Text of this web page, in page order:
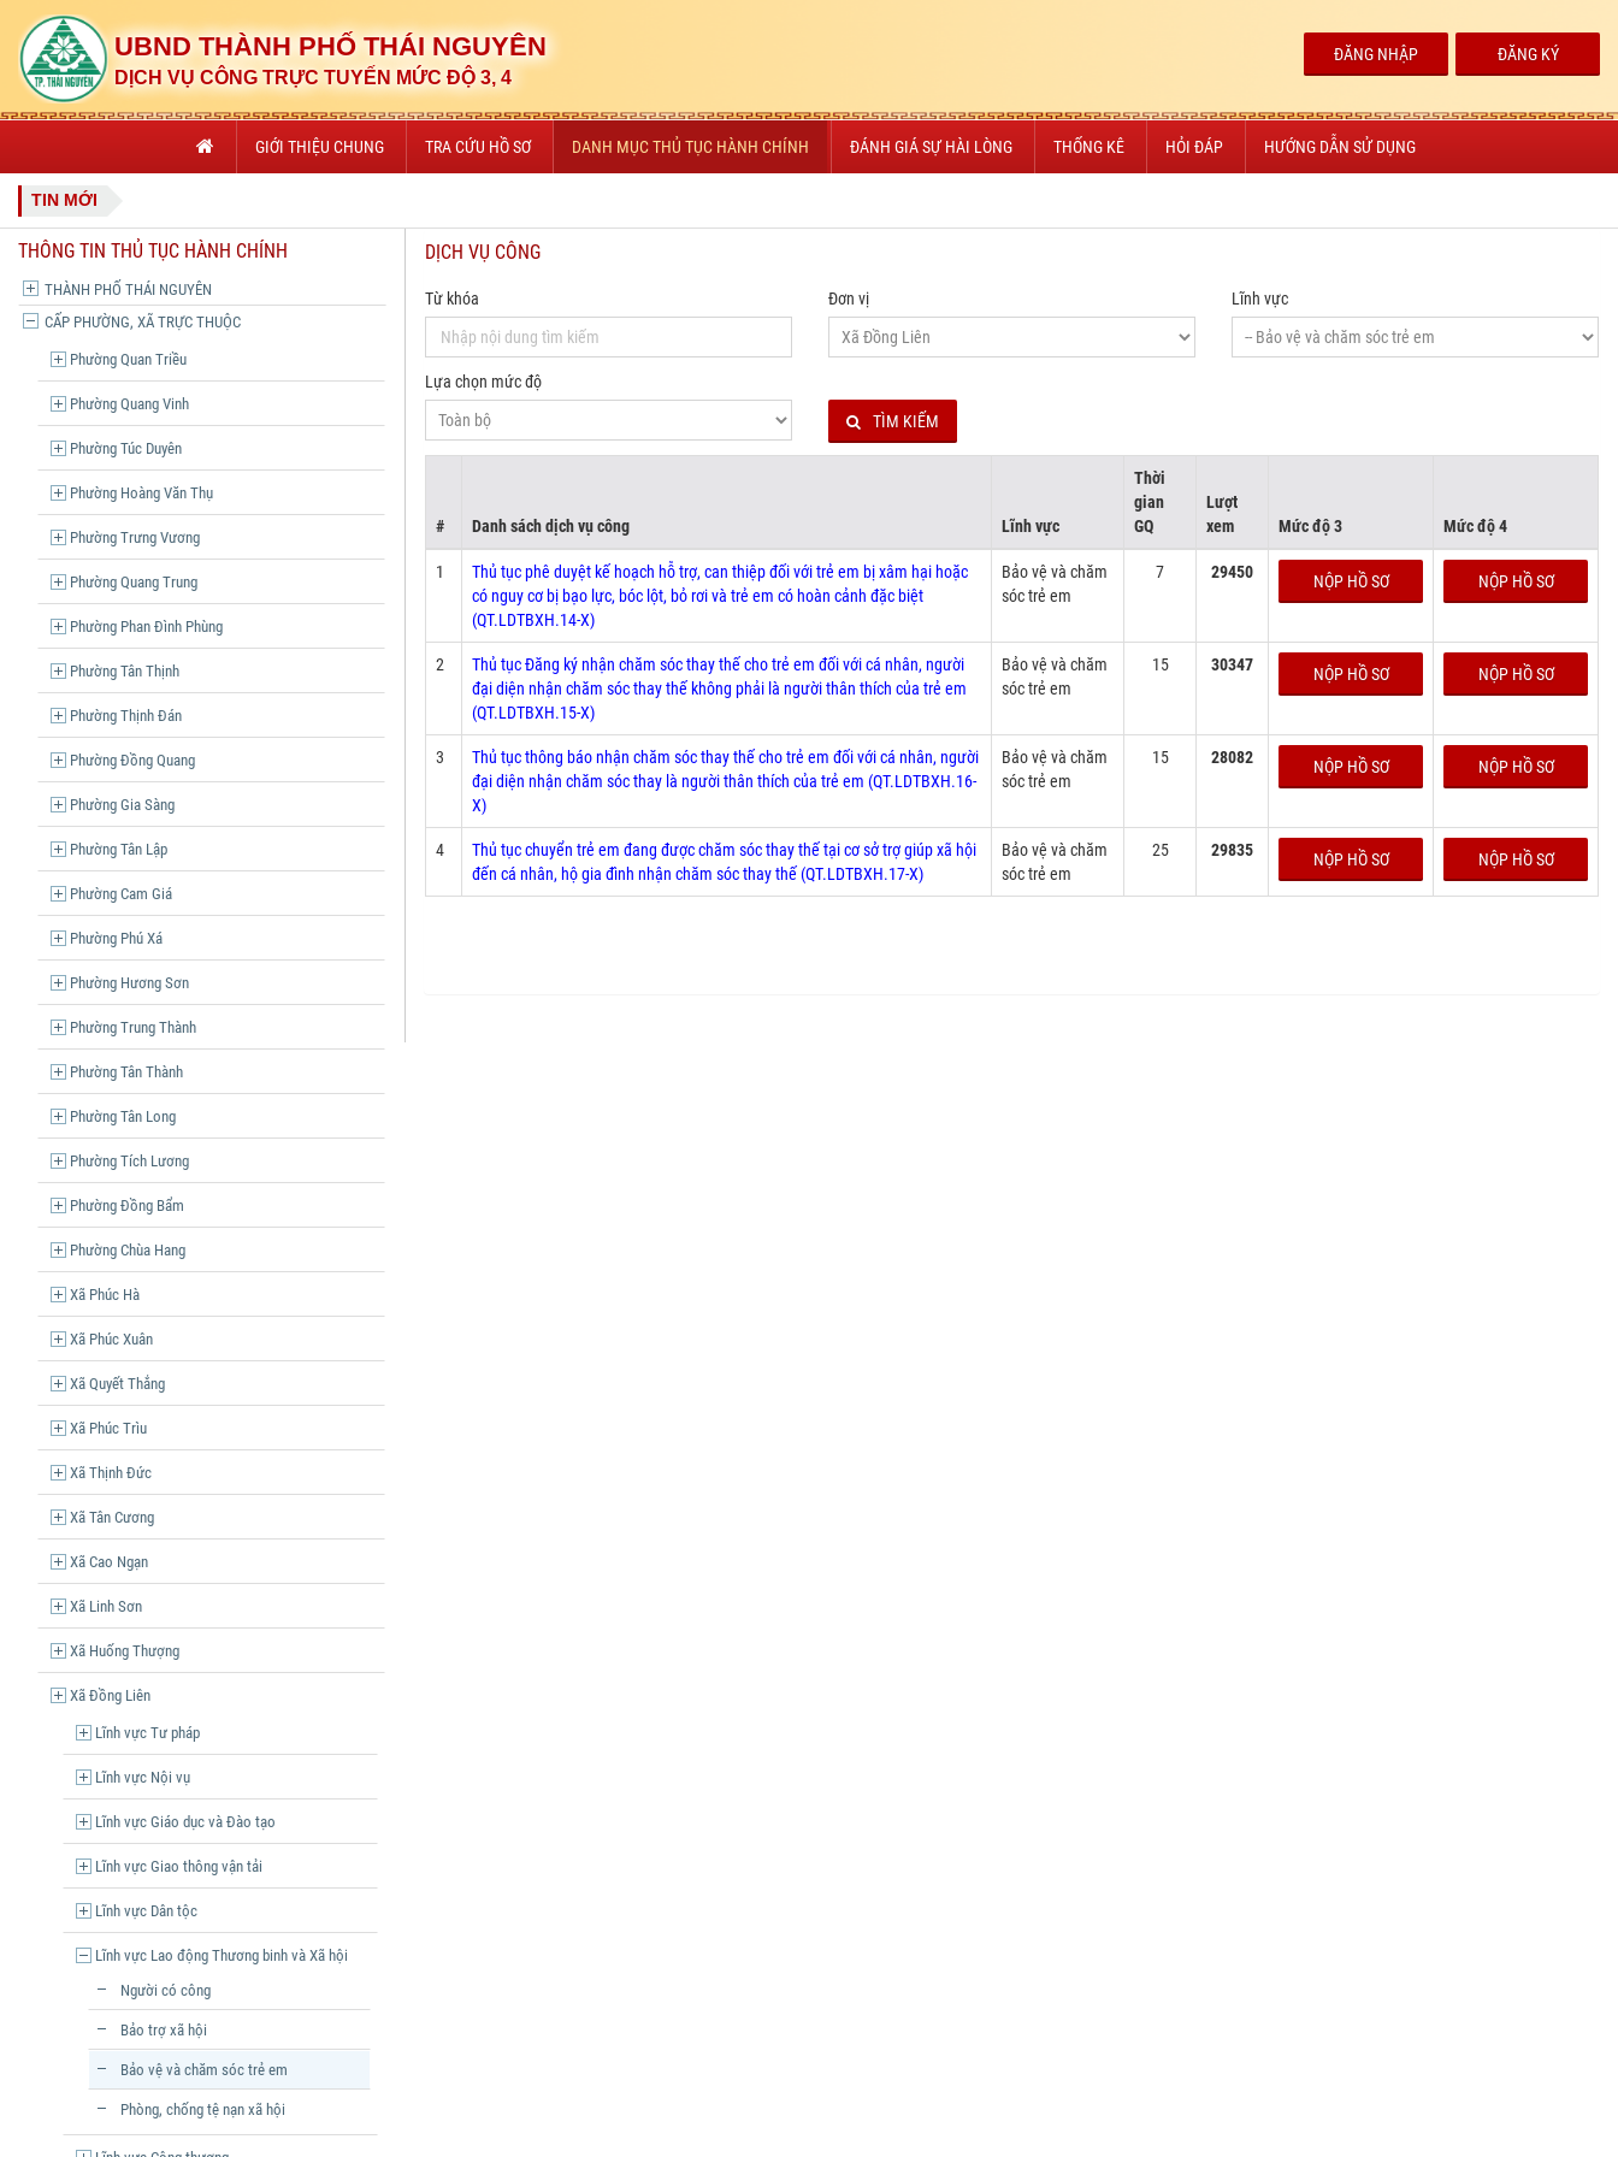
UBND THÀNH PHỐ THÁI NGUYÊN
DỊCH VỤ CÔNG TRỰC TUYẾN MỨC ĐỘ 3, 4
ĐĂNG NHẬP ĐĂNG KÝ
GIỚI THIỆU CHUNG TRA CỨU HỒ SƠ DANH MỤC THỦ TỤC HÀNH CHÍNH ĐÁNH GIÁ SỰ HÀI LÒNG THỐNG KÊ HỎI ĐÁP HƯỚNG DẪN SỬ DỤNG
TIN MỚI
THÔNG TIN THỦ TỤC HÀNH CHÍNH
THÀNH PHỐ THÁI NGUYÊN
CẤP PHƯỜNG, XÃ TRỰC THUỘC
Phường Quan Triều
Phường Quang Vinh
Phường Túc Duyên
Phường Hoàng Văn Thụ
Phường Trưng Vương
Phường Quang Trung
Phường Phan Đình Phùng
Phường Tân Thịnh
Phường Thịnh Đán
Phường Đồng Quang
Phường Gia Sàng
Phường Tân Lập
Phường Cam Giá
Phường Phú Xá
Phường Hương Sơn
Phường Trung Thành
Phường Tân Thành
Phường Tân Long
Phường Tích Lương
Phường Đồng Bẩm
Phường Chùa Hang
Xã Phúc Hà
Xã Phúc Xuân
Xã Quyết Thắng
Xã Phúc Trìu
Xã Thịnh Đức
Xã Tân Cương
Xã Cao Ngạn
Xã Linh Sơn
Xã Huống Thượng
Xã Đồng Liên
Lĩnh vực Tư pháp
Lĩnh vực Nội vụ
Lĩnh vực Giáo dục và Đào tạo
Lĩnh vực Giao thông vận tải
Lĩnh vực Dân tộc
Lĩnh vực Lao động Thương binh và Xã hội
Người có công
Bảo trợ xã hội
Bảo vệ và chăm sóc trẻ em
Phòng, chống tệ nạn xã hội
DỊCH VỤ CÔNG
Từ khóa Đơn vị Lĩnh vực
Lựa chọn mức độ
TÌM KIẾM
# Danh sách dịch vụ công Lĩnh vực
Thời
gian
GQ
Lượt
xem
Mức độ 3 Mức độ 4
1
Thủ tục phê duyệt kế hoạch hỗ trợ, can thiệp đối với trẻ em bị xâm hại hoặc
có nguy cơ bị bạo lực, bóc lột, bỏ rơi và trẻ em có hoàn cảnh đặc biệt
(QT.LDTBXH.14-X)
Bảo vệ và chăm
sóc trẻ em
7 29450 NỘP HỒ SƠ NỘP HỒ SƠ
2
Thủ tục Đăng ký nhận chăm sóc thay thế cho trẻ em đối với cá nhân, người
đại diện nhận chăm sóc thay thế không phải là người thân thích của trẻ em
(QT.LDTBXH.15-X)
Bảo vệ và chăm
sóc trẻ em
15 30347 NỘP HỒ SƠ NỘP HỒ SƠ
3
Thủ tục thông báo nhận chăm sóc thay thế cho trẻ em đối với cá nhân, người
đại diện nhận chăm sóc thay là người thân thích của trẻ em (QT.LDTBXH.16-
X)
Bảo vệ và chăm
sóc trẻ em
15 28082 NỘP HỒ SƠ NỘP HỒ SƠ
4
Thủ tục chuyển trẻ em đang được chăm sóc thay thế tại cơ sở trợ giúp xã hội
đến cá nhân, hộ gia đình nhận chăm sóc thay thế (QT.LDTBXH.17-X)
Bảo vệ và chăm
sóc trẻ em
25 29835 NỘP HỒ SƠ NỘP HỒ SƠ